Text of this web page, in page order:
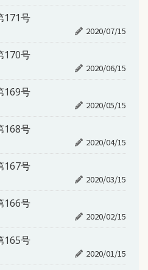
171号
2020/07/15
170号
2020/06/15
169号
2020/05/15
168号
2020/04/15
167号
2020/03/15
166号
2020/02/15
165号
2020/01/15